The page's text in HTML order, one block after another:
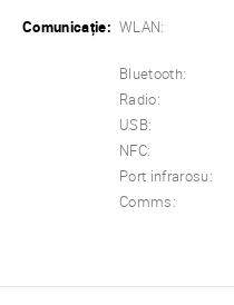
Comunicație: WLAN:
Bluetooth:
Radio:
USB:
NFC:
Port infrarosu:
Comms: